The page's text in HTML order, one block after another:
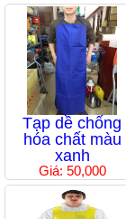
Tạp dề chống
hóa chất màu
xanh
Giá: 50,000